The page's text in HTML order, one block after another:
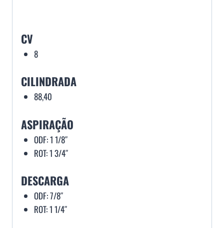
CV
8
CILINDRADA
88,40
ASPIRAÇÃO
ODF: 1 1/8″
ROT: 1 3/4″
DESCARGA
ODF: 7/8″
ROT: 1 1/4″